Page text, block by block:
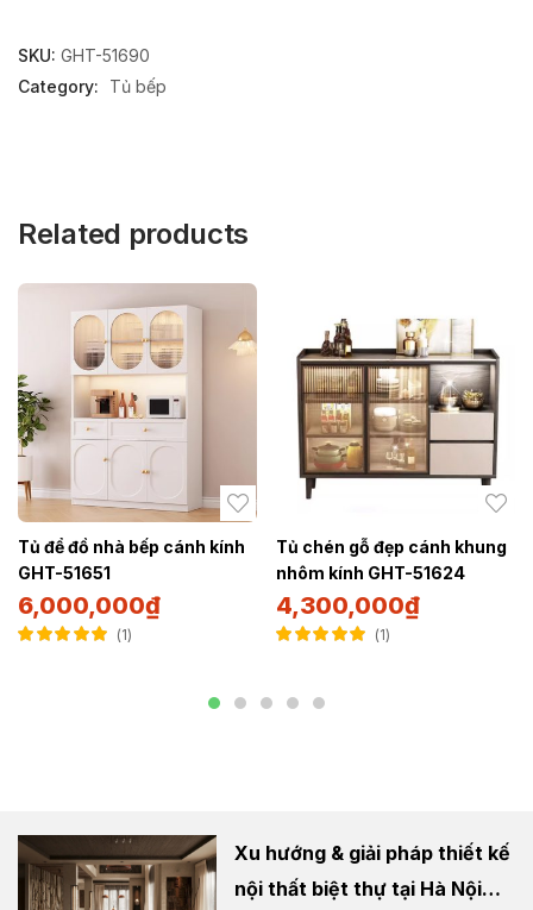
SKU: GHT-51690
Category:
Tủ bếp
Related products
Tủ để đồ nhà bếp cánh kính
GHT-51651
6,000,000₫
1
Tủ chén gỗ đẹp cánh khung
nhôm kính GHT-51624
4,300,000₫
1
Xu hướng & giải pháp thiết kế
nội thất biệt thự tại Hà Nội